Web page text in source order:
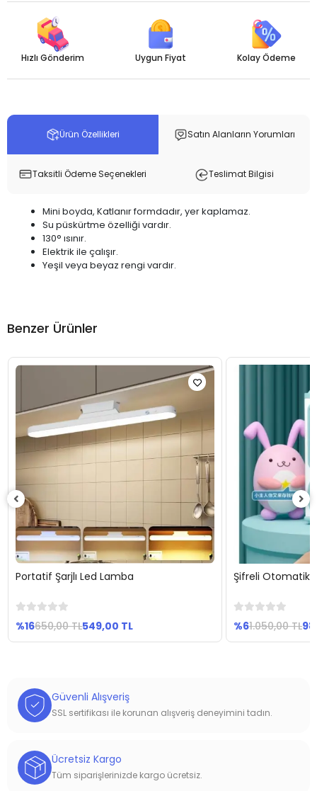
Hızlı Gönderim Uygun Fiyat Kolay Ödeme
Ürün Özellikleri Satın Alanların Yorumları
Taksitli Ödeme Seçenekleri Teslimat Bilgisi
Mini boyda, Katlanır formdadır, yer kaplamaz.
Su püskürtme özelliği vardır.
130° ısınır.
Elektrik ile çalışır.
Yeşil veya beyaz rengi vardır.
Benzer Ürünler
Sepete Ekle
Portatif Şarjlı Led Lamba
%16650,00 TL549,00 TL
Şifreli Otomatik
%61.050,00 TL
Güvenli Alışveriş
SSL sertifikası ile korunan alışveriş deneyimini tadın.
Ücretsiz Kargo
Tüm siparişlerinizde kargo ücretsiz.